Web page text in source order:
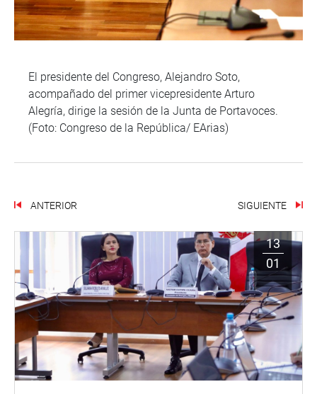
El presidente del Congreso, Alejandro Soto,
acompañado del primer vicepresidente Arturo
Alegría, dirige la sesión de la Junta de Portavoces.
(Foto: Congreso de la República/ EArias)
ANTERIOR SIGUIENTE
13
01